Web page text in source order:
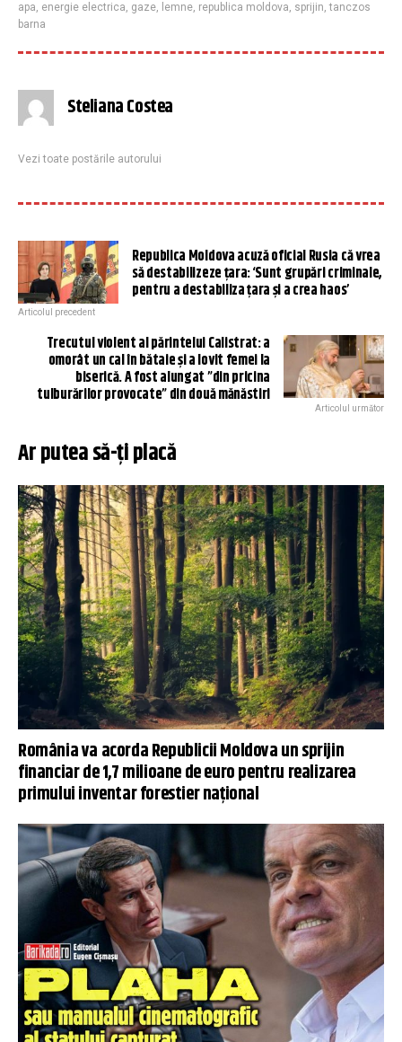
apa, energie electrica, gaze, lemne, republica moldova, sprijin,tanczos
barna
Steliana Costea
Vezi toate postările autorului
Republica Moldova acuză oficial Rusia că vrea
să destabilizeze țara: ‘Sunt grupări criminale,
pentru a destabiliza ţara şi a crea haos’
Articolul precedent
Trecutul violent al părintelui Calistrat: a
omorât un cal în bătaie și a lovit femei la
biserică. A fost alungat ”din pricina
tulburărilor provocate” din două mănăstiri
Articolul următor
Ar putea să-ți placă
România va acorda Republicii Moldova un sprijin
financiar de 1,7 milioane de euro pentru realizarea
primului inventar forestier național